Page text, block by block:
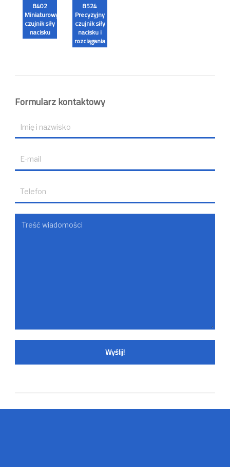
8402
Miniaturowy
czujnik siły
nacisku
8524
Precyzyjny
czujnik siły
nacisku i
rozciągania
Formularz kontaktowy